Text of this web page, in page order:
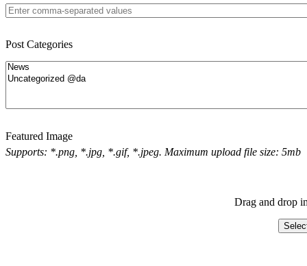
Post Categories
Featured Image
Supports: *.png, *.jpg, *.gif, *.jpeg. Maximum upload file size: 5mb
Drag and drop